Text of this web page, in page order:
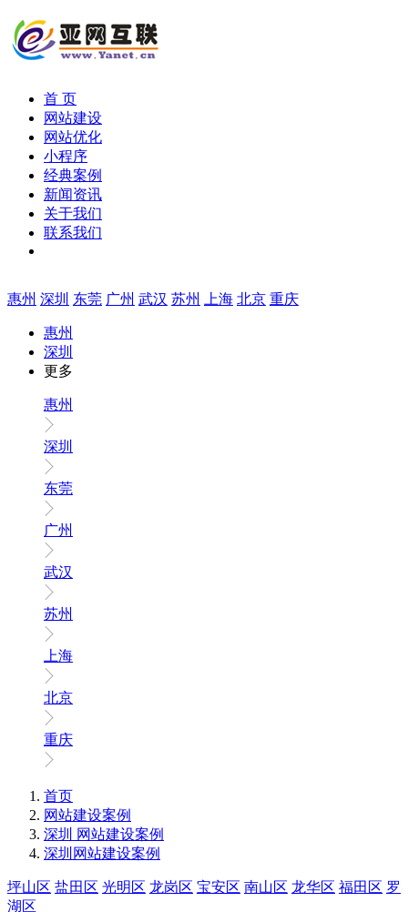
首 页
网站建设
网站优化
小程序
经典案例
新闻资讯
关于我们
联系我们
惠州 深圳 东莞 广州 武汉 苏州 上海 北京 重庆
惠州
深圳
更多
惠州
深圳
东莞
广州
武汉
苏州
上海
北京
重庆
首页
网站建设案例
深圳 网站建设案例
深圳网站建设案例
坪山区 盐田区 光明区 龙岗区 宝安区 南山区 龙华区 福田区 罗
湖区